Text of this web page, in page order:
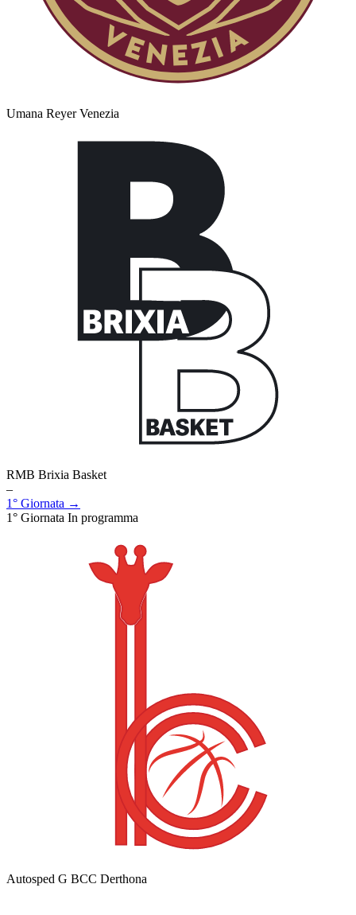
Umana Reyer Venezia
RMB Brixia Basket
–
1° Giornata →
1° Giornata In programma
Autosped G BCC Derthona